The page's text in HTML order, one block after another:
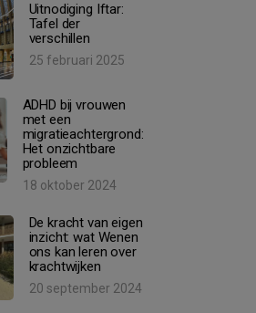
Uitnodiging Iftar:
Tafel der
verschillen
25 februari 2025
ADHD bij vrouwen
met een
migratieachtergrond:
Het onzichtbare
probleem
18 oktober 2024
De kracht van eigen
inzicht: wat Wenen
ons kan leren over
krachtwijken
20 september 2024